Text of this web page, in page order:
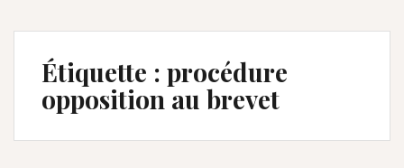
Étiquette : procédure
opposition au brevet